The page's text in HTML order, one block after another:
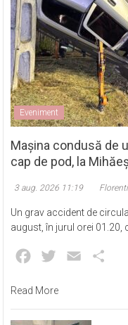
Eveniment
Mașina condusă de
cap de pod, la
3 aug. 2026 11:19
Un grav accident de
august, în jurul orei
Facebook
Twitter Email
Read More